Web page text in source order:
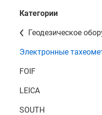
Категории
Геодезическое
Электронные
FOIF
LEICA
SOUTH